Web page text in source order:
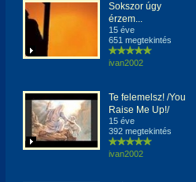
Sokszor úgy
érzem...
15 éve
651 megtekintés
ivan2002
Te felemelsz! /You
Raise Me Up!/
15 éve
392 megtekintés
ivan2002